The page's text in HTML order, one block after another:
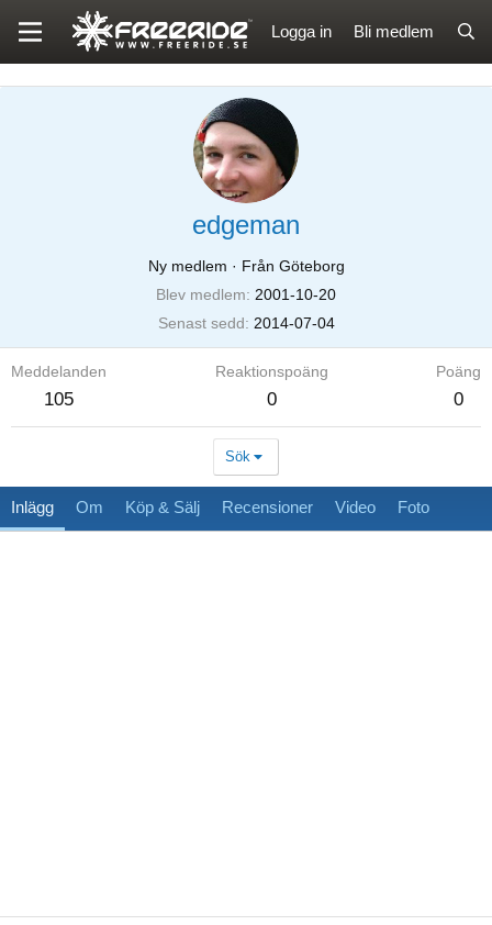
Logga in Bli medlem
edgeman
Ny medlem · Från Göteborg
Blev medlem
2001-10-20
Senast sedd
2014-07-04
Meddelanden
105
Reaktionspoäng
0
Poäng
0
Sök
Inlägg Om Köp & Sälj Recensioner Video Foto